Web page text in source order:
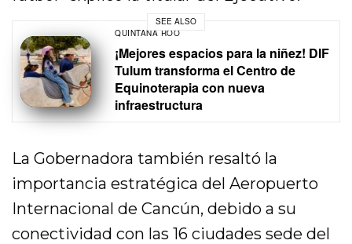
SEE ALSO
QUINTANA ROO
¡Mejores espacios para la niñez! DIF
Tulum transforma el Centro de
Equinoterapia con nueva
infraestructura
La Gobernadora también resaltó la
importancia estratégica del Aeropuerto
Internacional de Cancún, debido a su
conectividad con las 16 ciudades sede del